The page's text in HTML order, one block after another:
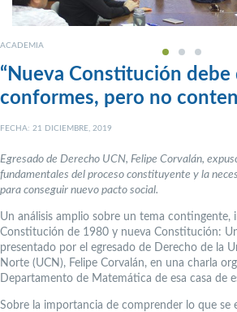
ACADEMIA
“Nueva Constitución debe
conformes, pero no
FECHA: 21 DICIEMBRE, 2019
Egresado de Derecho UCN, Felipe Corvalán,
fundamentales del proceso constituyente y la
para conseguir nuevo pacto social.
Un análisis amplio sobre un tema contingente,
Constitución de 1980 y nueva Constitución:
presentado por el egresado de Derecho de la
Norte (UCN), Felipe Corvalán, en una charla
Departamento de Matemática de esa casa de
Sobre la importancia de comprender lo que se